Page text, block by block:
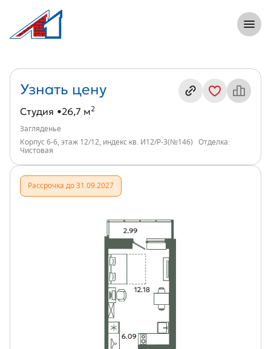
Студия, 27 м², ЖК Загляденье,
Информация о квартире
Узнать цену
Студия 26,7 м2
Загляденье
Корпус 6-6, этаж 12/12, индекс кв. И12/Р-3(№146)
Отделка:
Чистовая
Рассрочка до 31.09.2027